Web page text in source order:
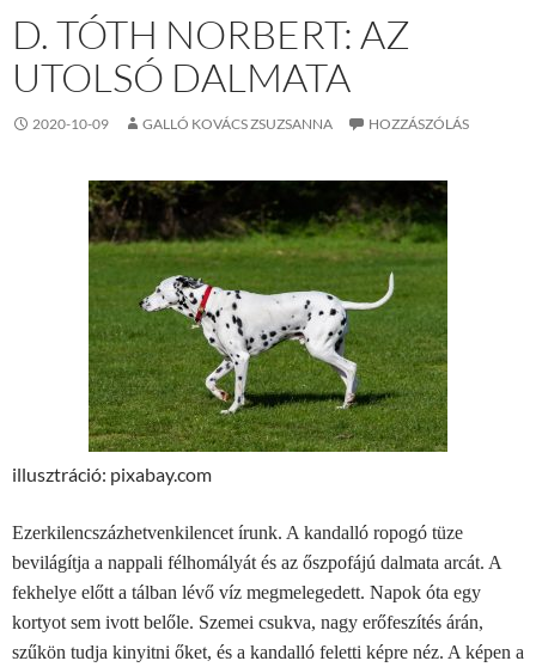
D. TÓTH NORBERT: AZ
UTOLSÓ DALMATA
2020-10-09 GALLÓ KOVÁCS ZSUZSANNA HOZZÁSZÓLÁS
illusztráció: pixabay.com
Ezerkilencszázhetvenkilencet írunk. A kandalló ropogó tüze
bevilágítja a nappali félhomályát és az őszpofájú dalmata arcát. A
fekhelye előtt a tálban lévő víz megmelegedett. Napok óta egy
kortyot sem ivott belőle. Szemei csukva, nagy erőfeszítés árán,
szűkön tudja kinyitni őket, és a kandalló feletti képre néz. A képen a